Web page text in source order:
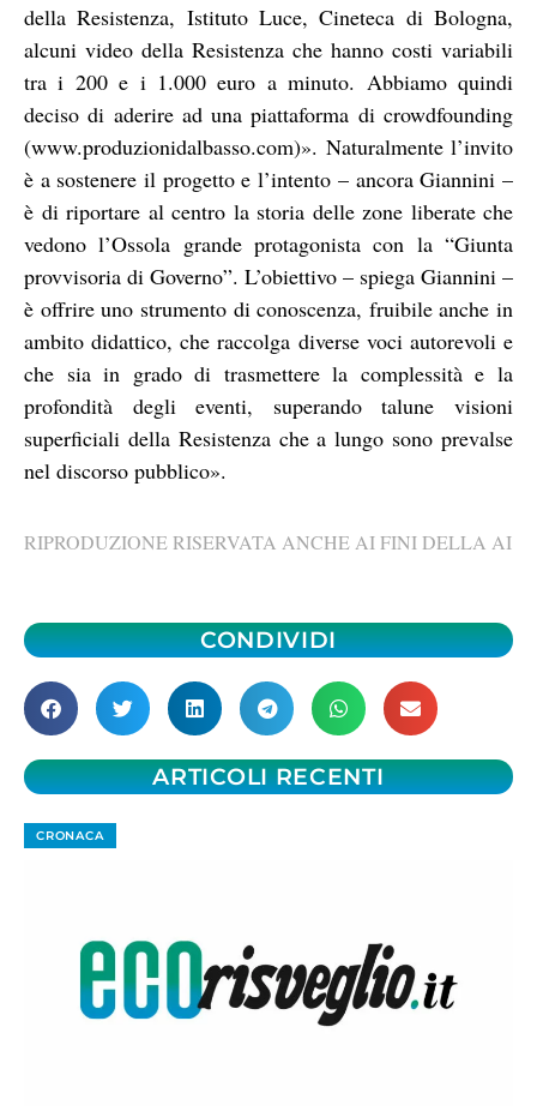
della Resistenza, Istituto Luce, Cineteca di Bologna,
alcuni video della Resistenza che hanno costi variabili
tra i 200 e i 1.000 euro a minuto. Abbiamo quindi
deciso di aderire ad una piattaforma di crowdfounding
(www.produzionidalbasso.com)». Naturalmente l’invito
è a sostenere il progetto e l’intento – ancora Giannini –
è di riportare al centro la storia delle zone liberate che
vedono l’Ossola grande protagonista con la “Giunta
provvisoria di Governo”. L’obiettivo – spiega Giannini –
è offrire uno strumento di conoscenza, fruibile anche in
ambito didattico, che raccolga diverse voci autorevoli e
che sia in grado di trasmettere la complessità e la
profondità degli eventi, superando talune visioni
superficiali della Resistenza che a lungo sono prevalse
nel discorso pubblico».
RIPRODUZIONE RISERVATA ANCHE AI FINI DELLA AI
CONDIVIDI
ARTICOLI RECENTI
CRONACA